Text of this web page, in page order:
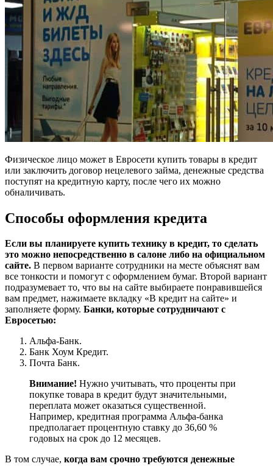
Физическое лицо может в Евросети купить товары в кредит
или заключить договор нецелевого займа, денежные средства
поступят на кредитную карту, после чего их можно
обналичивать.
Способы оформления кредита
Если вы планируете купить технику в кредит, то сделать
это можно непосредственно в салоне либо на официальном
сайте. В первом варианте сотрудники на месте объяснят вам
все тонкости и помогут с оформлением бумаг. Второй вариант
подразумевает то, что вы на сайте выбираете понравившейся
вам предмет, нажимаете вкладку «В кредит на сайте» и
заполняете форму. Банки, которые сотрудничают с
Евросетью:
Альфа-Банк.
Банк Хоум Кредит.
Почта Банк.
Внимание! Нужно учитывать, что проценты при
покупке товара в кредит будут значительными,
переплата может оказаться существенной.
Например, кредитная программа Альфа-банка
предполагает процентную ставку до 36,60 %
годовых на срок до 12 месяцев.
В том случае, когда вам срочно требуются денежные